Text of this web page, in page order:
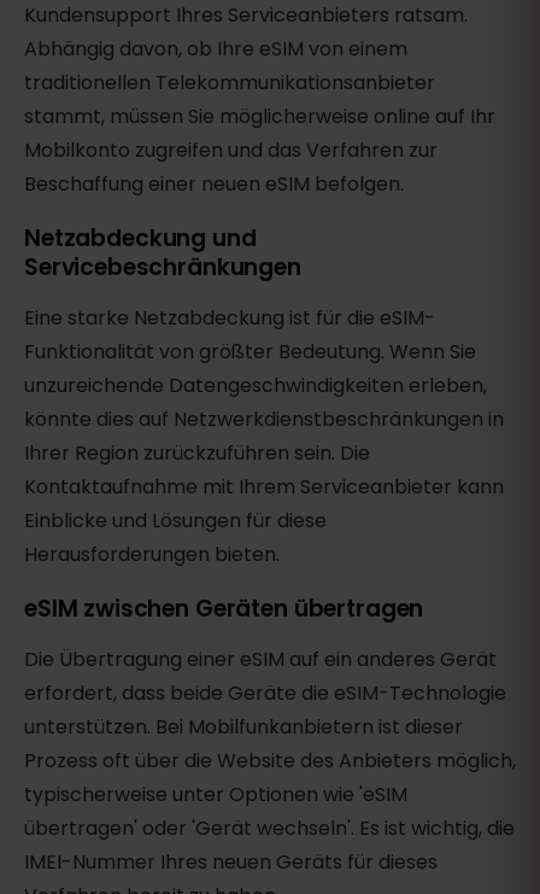
Kundensupport Ihres Serviceanbieters ratsam.
Abhängig davon, ob Ihre eSIM von einem
traditionellen Telekommunikationsanbieter
stammt, müssen Sie möglicherweise online auf Ihr
Mobilkonto zugreifen und das Verfahren zur
Beschaffung einer neuen eSIM befolgen.
Netzabdeckung und
Servicebeschränkungen
Eine starke Netzabdeckung ist für die eSIM-
Funktionalität von größter Bedeutung. Wenn Sie
unzureichende Datengeschwindigkeiten erleben,
könnte dies auf Netzwerkdienstbeschränkungen in
Ihrer Region zurückzuführen sein. Die
Kontaktaufnahme mit Ihrem Serviceanbieter kann
Einblicke und Lösungen für diese
Herausforderungen bieten.
eSIM zwischen Geräten übertragen
Die Übertragung einer eSIM auf ein anderes Gerät
erfordert, dass beide Geräte die eSIM-Technologie
unterstützen. Bei Mobilfunkanbietern ist dieser
Prozess oft über die Website des Anbieters möglich,
typischerweise unter Optionen wie 'eSIM
übertragen' oder 'Gerät wechseln'. Es ist wichtig, die
IMEI-Nummer Ihres neuen Geräts für dieses